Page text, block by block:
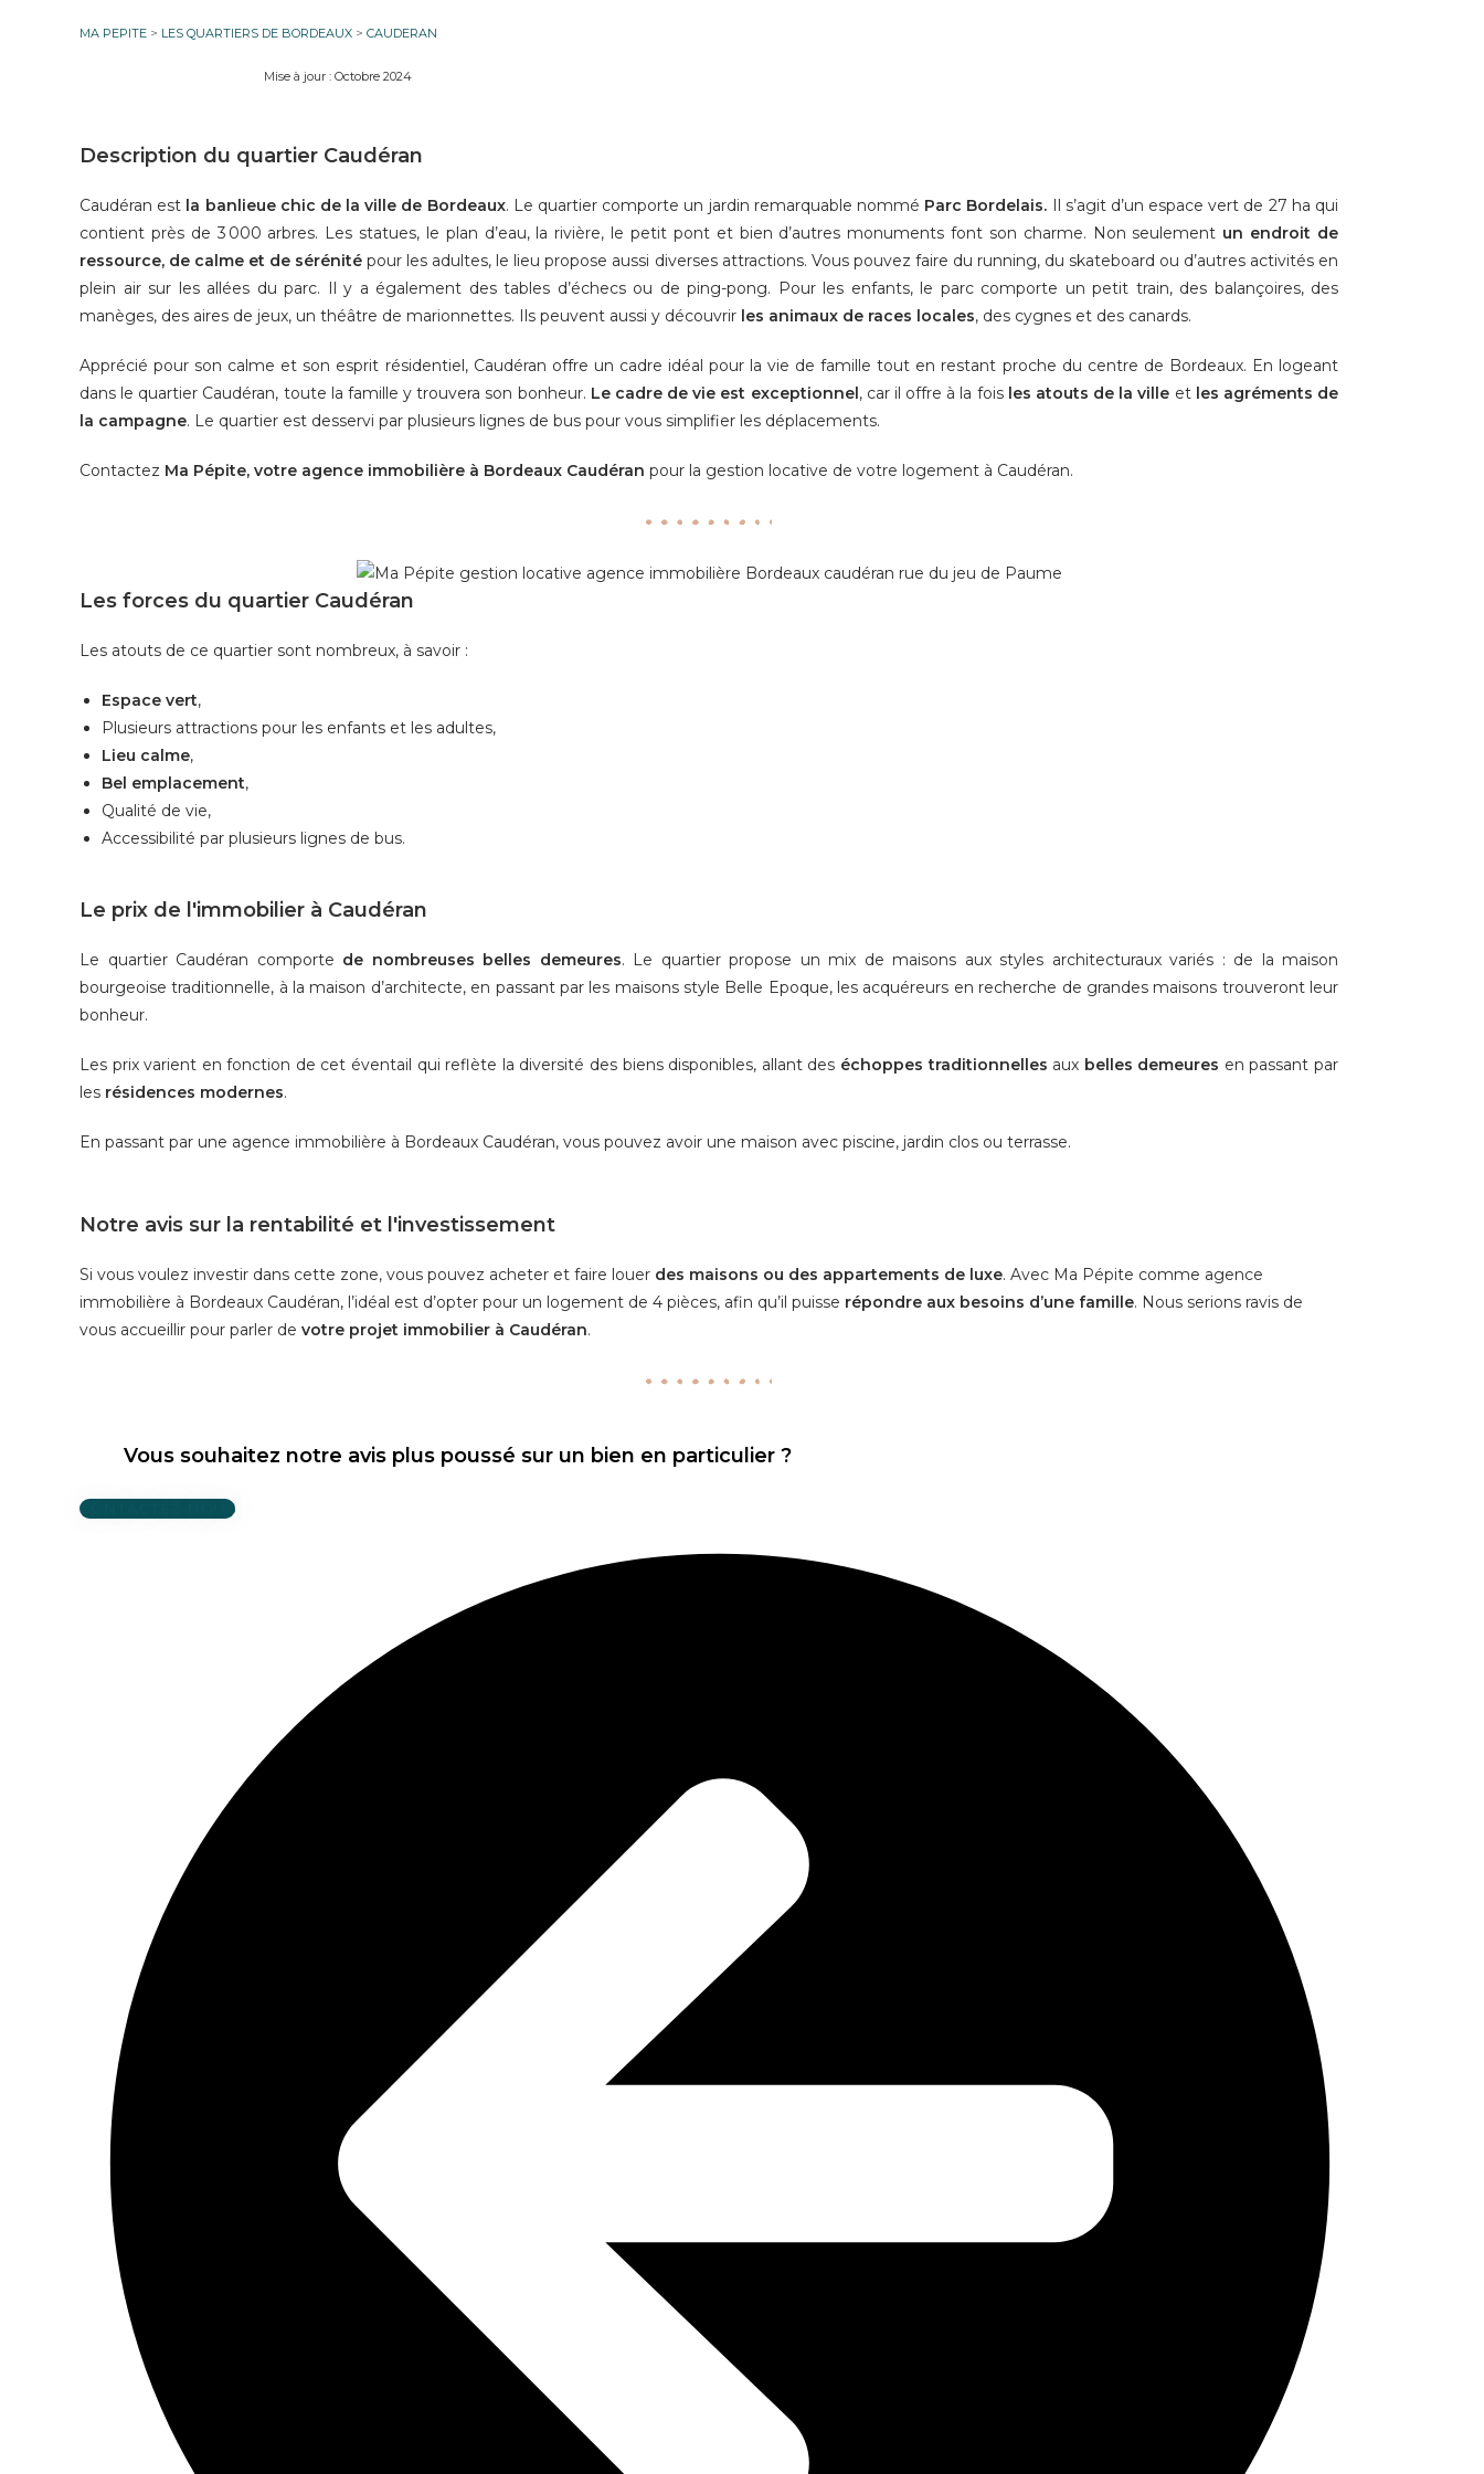
MA PEPITE > LES QUARTIERS DE BORDEAUX > CAUDERAN
Mise à jour : Octobre 2024
Description du quartier Caudéran
Caudéran est la banlieue chic de la ville de Bordeaux. Le quartier comporte un jardin remarquable nommé Parc Bordelais. Il s’agit d’un espace vert de 27 ha qui
contient près de 3 000 arbres. Les statues, le plan d’eau, la rivière, le petit pont et bien d’autres monuments font son charme. Non seulement un endroit de
ressource, de calme et de sérénité pour les adultes, le lieu propose aussi diverses attractions. Vous pouvez faire du running, du skateboard ou d’autres activités en
plein air sur les allées du parc. Il y a également des tables d’échecs ou de ping-pong. Pour les enfants, le parc comporte un petit train, des balançoires, des
manèges, des aires de jeux, un théâtre de marionnettes. Ils peuvent aussi y découvrir les animaux de races locales, des cygnes et des canards.
Apprécié pour son calme et son esprit résidentiel, Caudéran offre un cadre idéal pour la vie de famille tout en restant proche du centre de Bordeaux. En logeant
dans le quartier Caudéran, toute la famille y trouvera son bonheur. Le cadre de vie est exceptionnel, car il offre à la fois les atouts de la ville et les agréments de
la campagne. Le quartier est desservi par plusieurs lignes de bus pour vous simplifier les déplacements.
Contactez Ma Pépite, votre agence immobilière à Bordeaux Caudéran pour la gestion locative de votre logement à Caudéran.
Les forces du quartier Caudéran
Les atouts de ce quartier sont nombreux, à savoir :
Espace vert,
Plusieurs attractions pour les enfants et les adultes,
Lieu calme,
Bel emplacement,
Qualité de vie,
Accessibilité par plusieurs lignes de bus.
Le prix de l'immobilier à Caudéran
Le quartier Caudéran comporte de nombreuses belles demeures. Le quartier propose un mix de maisons aux styles architecturaux variés : de la maison
bourgeoise traditionnelle, à la maison d’architecte, en passant par les maisons style Belle Epoque, les acquéreurs en recherche de grandes maisons trouveront leur
bonheur.
Les prix varient en fonction de cet éventail qui reflète la diversité des biens disponibles, allant des échoppes traditionnelles aux belles demeures en passant par
les résidences modernes.
En passant par une agence immobilière à Bordeaux Caudéran, vous pouvez avoir une maison avec piscine, jardin clos ou terrasse.
Notre avis sur la rentabilité et l'investissement
Si vous voulez investir dans cette zone, vous pouvez acheter et faire louer des maisons ou des appartements de luxe. Avec Ma Pépite comme agence
immobilière à Bordeaux Caudéran, l’idéal est d’opter pour un logement de 4 pièces, afin qu’il puisse répondre aux besoins d’une famille. Nous serions ravis de
vous accueillir pour parler de votre projet immobilier à Caudéran.
Vous souhaitez notre avis plus poussé sur un bien en particulier ?
CONTACTEZ-NOUS